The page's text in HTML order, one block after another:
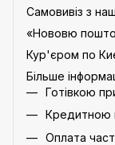
Самовивіз з
«Нововю
Кур'єром по
Більше
Готівкою
Кредитною
Оплата